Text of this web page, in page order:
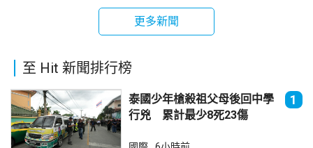
更多新聞
至 Hit 新聞排行榜
泰國少年槍殺祖父母後回中學
行兇 累計最少8死23傷
1